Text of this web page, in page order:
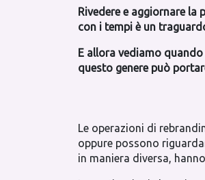
Rivedere e aggiornare la
con i tempi è un
E allora vediamo
questo genere può
Le operazioni di
oppure possono
in maniera diversa,